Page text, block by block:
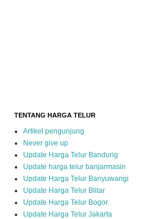
TENTANG HARGA TELUR
Artikel pengunjung
Never give up
Update Harga Telur Bandung
Update harga telur banjarmasin
Update Harga Telur Banyuwangi
Update Harga Telur Blitar
Update Harga Telur Bogor
Update Harga Telur Jakarta